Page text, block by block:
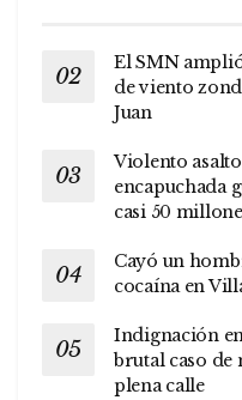
El SMN
de viento
Juan
Violento
encapuchada
casi 50
Cayó un
cocaína en
Indignación
brutal caso de
plena calle